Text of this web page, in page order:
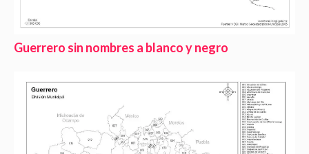
Guerrero sin nombres a blanco y negro